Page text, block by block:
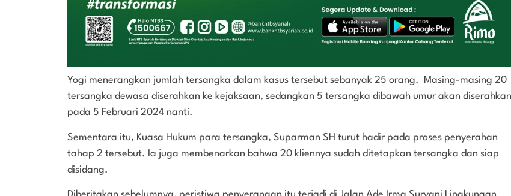
Yogi menerangkan jumlah tersangka dalam kasus tersebut sebanyak 25 orang. Masing-masing 20
tersangka dewasa diserahkan ke kejaksaan, sedangkan 5 tersangka dibawah umur akan diserahkan
pada 5 Februari 2024 nanti.
Sementara itu, Kuasa Hukum para tersangka, Suparman SH turut hadir pada proses penyerahan
tahap 2 tersebut. Ia juga membenarkan bahwa 20 kliennya sudah ditetapkan tersangka dan siap
disidang.